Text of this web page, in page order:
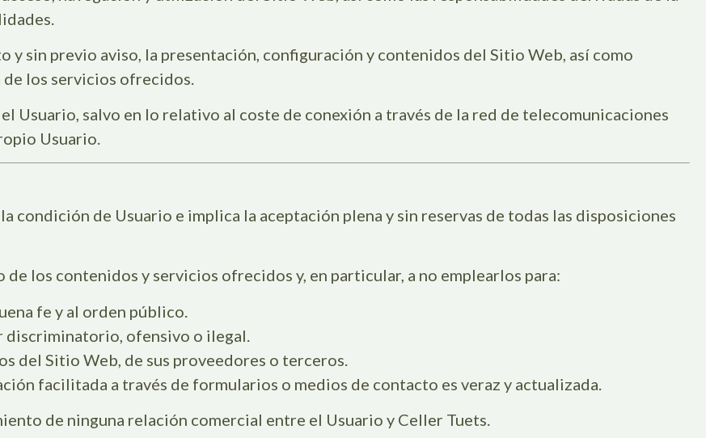
y sin previo aviso, la presentación, configuración y contenidos del Sitio Web, así como
los servicios ofrecidos.
Usuario, salvo en lo relativo al coste de conexión a través de la red de telecomunicaciones
Usuario.
condición de Usuario e implica la aceptación plena y sin reservas de todas las disposiciones
de los contenidos y servicios ofrecidos y, en particular, a no emplearlos para:
fe y al orden público.
ofensivo o ilegal.
del Sitio Web, de sus proveedores o terceros.
facilitada a través de formularios o medios de contacto es veraz y actualizada.
de ninguna relación comercial entre el Usuario y Celler Tuets.